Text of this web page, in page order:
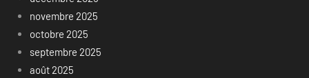
novembre 2025
octobre 2025
septembre 2025
août 2025